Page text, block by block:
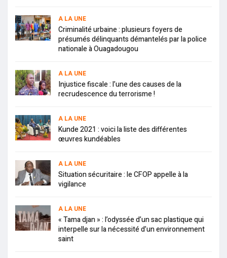
A LA UNE
Criminalité urbaine : plusieurs foyers de
présumés délinquants démantelés par la police
nationale à Ouagadougou
A LA UNE
Injustice fiscale : l’une des causes de la
recrudescence du terrorisme !
A LA UNE
Kunde 2021 : voici la liste des différentes
œuvres kundéables
A LA UNE
Situation sécuritaire : le CFOP appelle à la
vigilance
A LA UNE
« Tama djan » : l’odyssée d’un sac plastique qui
interpelle sur la nécessité d’un environnement
saint